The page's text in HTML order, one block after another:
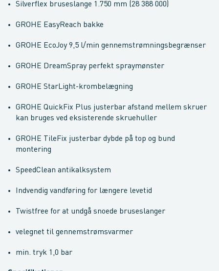
Silverflex bruseslange 1.750 mm (28 388 000)
GROHE EasyReach bakke
GROHE EcoJoy 9,5 l/min gennemstrømningsbegrænser
GROHE DreamSpray perfekt spraymønster
GROHE StarLight-krombelægning
GROHE QuickFix Plus justerbar afstand mellem skruer
kan bruges ved eksisterende skruehuller
GROHE TileFix justerbar dybde på top og bund
montering
SpeedClean antikalksystem
Indvendig vandføring for længere levetid
Twistfree for at undgå snoede bruseslanger
velegnet til gennemstrømsvarmer
min. tryk 1,0 bar